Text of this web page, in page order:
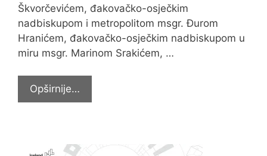
Škvorčevićem, đakovačko-osječkim
nadbiskupom i metropolitom msgr. Đurom
Hranićem, đakovačko-osječkim nadbiskupom u
miru msgr. Marinom Srakićem, …
Opširnije…
na
Terezije